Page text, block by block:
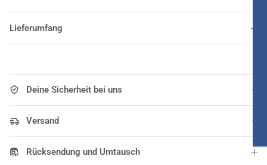
Lieferumfang
Deine Sicherheit bei uns
Versand
Rücksendung und Umtausch